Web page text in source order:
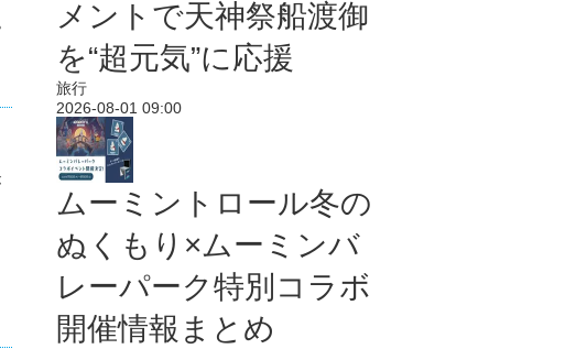
メントで天神祭船渡御
を“超元気”に応援
旅行
2026-08-01 09:00
ムーミントロール冬の
ぬくもり×ムーミンバ
レーパーク特別コラボ
開催情報まとめ